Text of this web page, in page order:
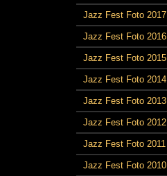
Jazz Fest Foto 2017
Jazz Fest Foto 2016
Jazz Fest Foto 2015
Jazz Fest Foto 2014
Jazz Fest Foto 2013
Jazz Fest Foto 2012
Jazz Fest Foto 2011
Jazz Fest Foto 2010